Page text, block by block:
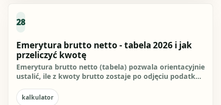
28
Emerytura brutto netto - tabela 2026 i jak
przeliczyć kwotę
Emerytura brutto netto (tabela) pozwala orientacyjnie
ustalić, ile z kwoty brutto zostaje po odjęciu podatku i
kalkulator